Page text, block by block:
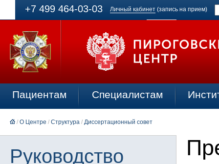
+7 499 464-03-03 Личный кабинет(запись на прием)
Пациентам Специалистам
/ О Центре / Структура / Диссертационный совет
Руководство